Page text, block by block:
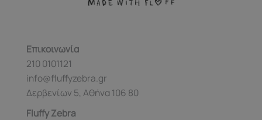
Επικοινωνία
210 0101121
info@fluffyzebra.gr
Δερβενίων 5, Αθήνα 106 80
Fluffy Zebra